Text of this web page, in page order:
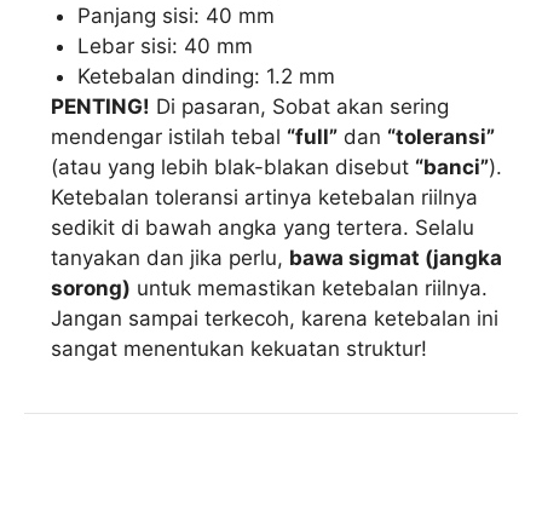
Panjang sisi: 40 mm
Lebar sisi: 40 mm
Ketebalan dinding: 1.2 mm
PENTING! Di pasaran, Sobat akan sering
mendengar istilah tebal “full” dan “toleransi”
(atau yang lebih blak-blakan disebut “banci”).
Ketebalan toleransi artinya ketebalan riilnya
sedikit di bawah angka yang tertera. Selalu
tanyakan dan jika perlu, bawa sigmat (jangka
sorong) untuk memastikan ketebalan riilnya.
Jangan sampai terkecoh, karena ketebalan ini
sangat menentukan kekuatan struktur!